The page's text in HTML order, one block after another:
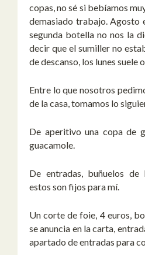
copas, no sé si bebíamos
demasiado trabajo. Agosto
segunda botella no nos la
decir que el sumiller no
de descanso, los lunes suele
Entre lo que nosotros
de la casa, tomamos lo
De aperitivo una copa de
guacamole.
De entradas, buñuelos de
estos son fijos para mí.
Un corte de foie, 4 euros,
se anuncia en la carta,
apartado de entradas para